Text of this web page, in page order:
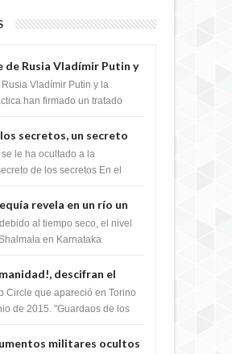
de Rusia Vladímir Putin y
han firmado un
con los Sionistas?
Vladímir Putin y la
han firmado un tratado
secretos, un secreto
por completo el destino
le ha ocultado a la
de los secretos En el
revela en un río un
hallazgo de miles de
al tiempo seco, el nivel
en Karnataka
descifran el
Circle de Torino ,Italia
Circle que apareció en Torino
de 2015. "Guardaos de los
militares ocultos